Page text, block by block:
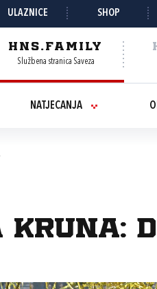
ULAZNICE SHOP
HNS.FAMILY
Službena stranica Saveza
NATJECANJA